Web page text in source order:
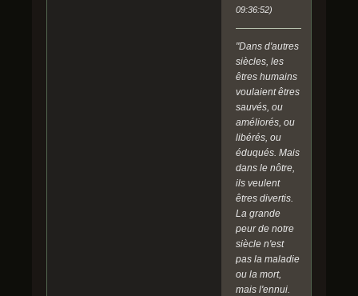
09:36:52)
"Dans d'autres
siècles, les
êtres humains
voulaient êtres
sauvés, ou
améliorés, ou
libérés, ou
éduqués. Mais
dans le nôtre,
ils veulent
êtres divertis.
La grande
peur de notre
siècle n'est
pas la maladie
ou la mort,
mais l'ennui.